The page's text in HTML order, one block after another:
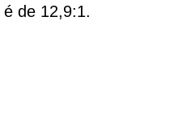
de 12,9:1.